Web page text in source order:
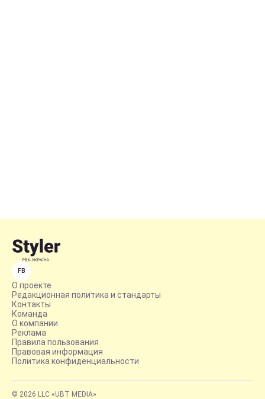
FB
О проекте
Редакционная политика и стандарты
Контакты
Команда
О компании
Реклама
Правила пользования
Правовая информация
Политика конфиденциальности
© 2026 LLC «UBT MEDIA»